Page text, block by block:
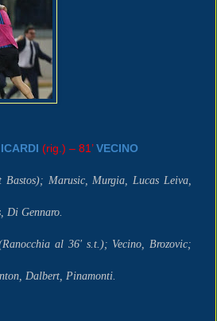
ICARDI (rig.) – 81’VECINO
Marusic, Murgia, Lucas Leiva,
Di Gennaro.
al 36' s.t.); Vecino, Brozovic;
Dalbert, Pinamonti.